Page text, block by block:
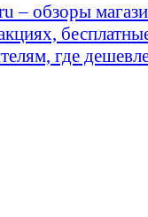
– обзоры
где